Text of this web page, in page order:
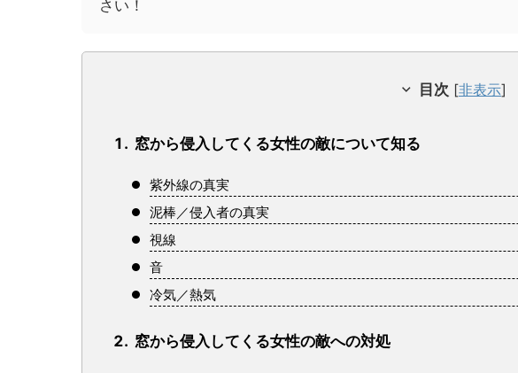
さい！
目次 [非表示]
窓から侵入してくる女性の敵について知る
紫外線の真実
泥棒／侵入者の真実
視線
音
冷気／熱気
窓から侵入してくる女性の敵への対処